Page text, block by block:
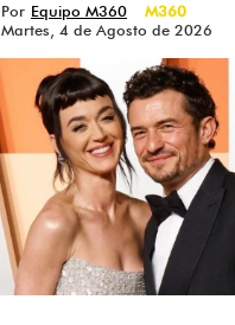
Por Equipo M360
M360
Martes, 4 de Agosto de 2026